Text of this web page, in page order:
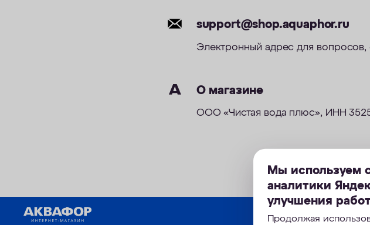
support@shop.aquaphor.ru
Электронный адрес для вопросов,
О магазине
ООО «Чистая вода плюс», ИНН
Мы используем
аналитики
улучшения
Продолжая